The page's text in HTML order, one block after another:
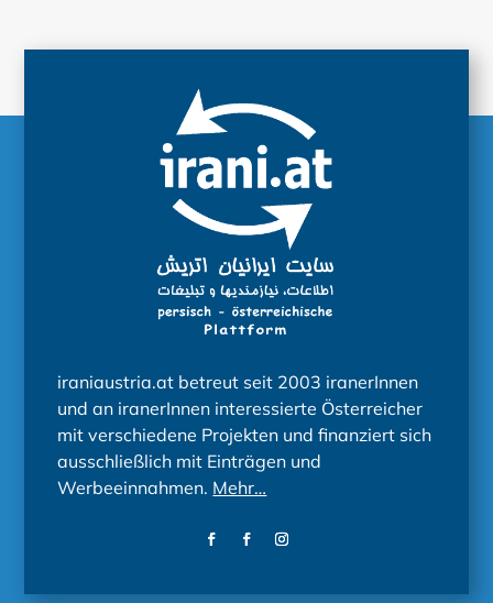
iraniaustria.at betreut seit 2003 iranerInnen
und an iranerInnen interessierte Österreicher
mit verschiedene Projekten und finanziert sich
ausschließlich mit Einträgen und
Werbeeinnahmen. Mehr…